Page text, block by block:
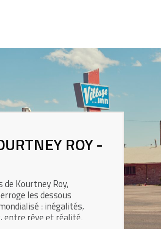
ROY -
Kourtney Roy,
les dessous
: inégalités,
entre rêve et réalité.